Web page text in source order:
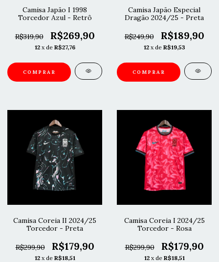
Camisa Japão I 1998
Torcedor Azul - Retrô
R$319,90 R$269,90
12 x de R$27,76
COMPRAR
Camisa Japão Especial
Dragão 2024/25 - Preta
R$249,90 R$189,90
12 x de R$19,53
COMPRAR
Camisa Coreia II 2024/25
Torcedor - Preta
R$299,90 R$179,90
12 x de R$18,51
Camisa Coreia I 2024/25
Torcedor - Rosa
R$299,90 R$179,90
12 x de R$18,51